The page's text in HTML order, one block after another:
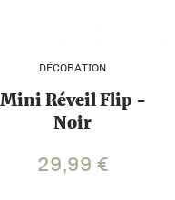
DÉCORATION
Mini Réveil Flip -
Noir
29,99€